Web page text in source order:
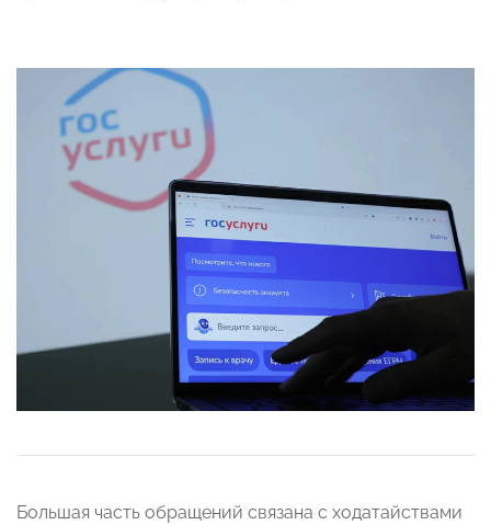
Большая часть обращений связана с ходатайствами